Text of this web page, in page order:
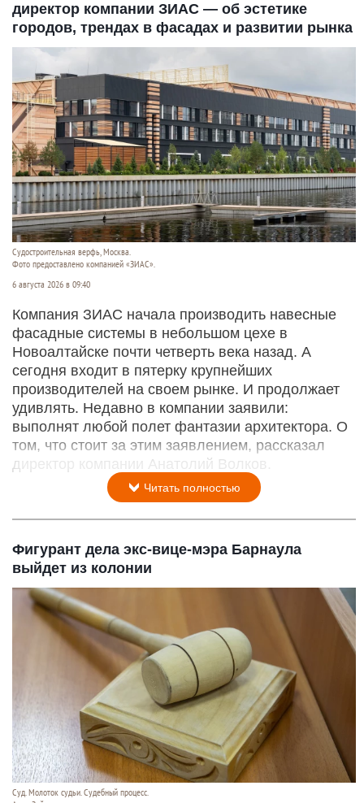
директор компании ЗИАС — об эстетике
городов, трендах в фасадах и развитии рынка
Судостроитель­ная верфь, Москва.
Фото предоставлено компанией «ЗИАС».
6 августа 2026 в 09:40
Компания ЗИАС начала производить навесные
фасадные системы в небольшом цехе в
Новоалтайске почти четверть века назад. А
сегодня входит в пятерку крупнейших
производителей на своем рынке. И продолжает
удивлять. Недавно в компании заявили:
выполнят любой полет фантазии архитектора. О
том, что стоит за этим заявлением, рассказал
директор компании Анатолий Волков.
Читать полностью
Фигурант дела экс-вице-мэра Барнаула
выйдет из колонии
Суд. Молоток судьи. Судебный процесс.